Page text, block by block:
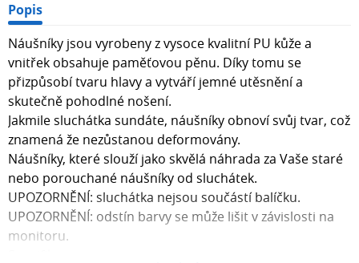
Popis
Náušníky jsou vyrobeny z vysoce kvalitní PU kůže a
vnitřek obsahuje paměťovou pěnu. Díky tomu se
přizpůsobí tvaru hlavy a vytváří jemné utěsnění a
skutečně pohodlné nošení.
Jakmile sluchátka sundáte, náušníky obnoví svůj tvar, což
znamená že nezůstanou deformovány.
Náušníky, které slouží jako skvělá náhrada za Vaše staré
nebo porouchané náušníky od sluchátek.
UPOZORNĚNÍ: sluchátka nejsou součástí balíčku.
UPOZORNĚNÍ: odstín barvy se může lišit v závislosti na
monitoru.